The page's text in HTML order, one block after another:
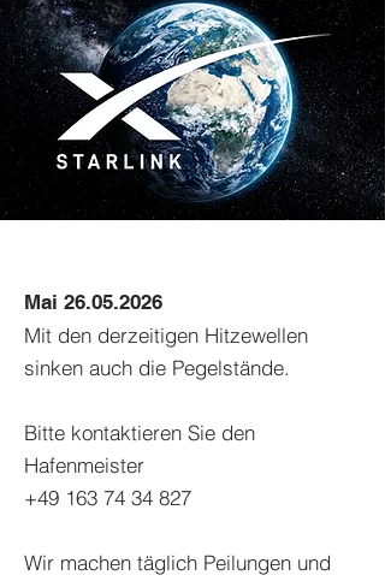
Mai 26.05.2026
Mit den derzeitigen Hitzewellen
sinken auch die Pegelstände.
Bitte kontaktieren Sie den
Hafenmeister
+49 163 74 34 827
Wir machen täglich Peilungen und